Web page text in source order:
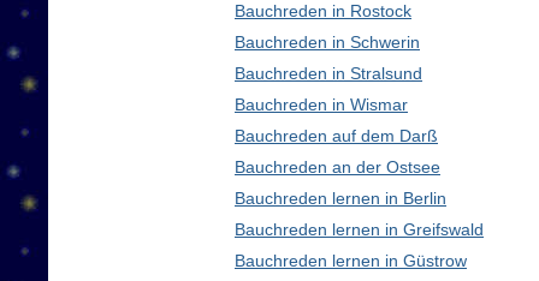
Bauchreden in Rostock
Bauchreden in Schwerin
Bauchreden in Stralsund
Bauchreden in Wismar
Bauchreden auf dem Darß
Bauchreden an der Ostsee
Bauchreden lernen in Berlin
Bauchreden lernen in Greifswald
Bauchreden lernen in Güstrow